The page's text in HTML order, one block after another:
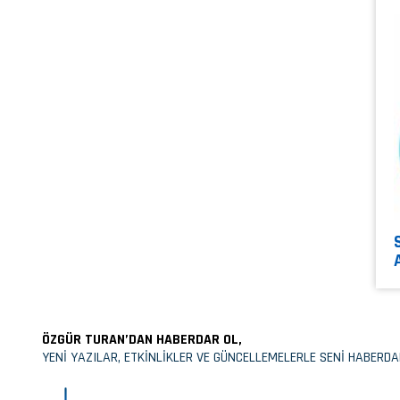
ÖZGÜR TURAN’DAN HABERDAR OL,
YENİ YAZILAR, ETKİNLİKLER VE GÜNCELLEMELERLE SENİ